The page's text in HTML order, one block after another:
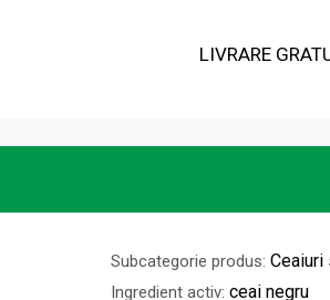
LIVRARE
Subcategorie produs:
Ingredient activ: ceai negru